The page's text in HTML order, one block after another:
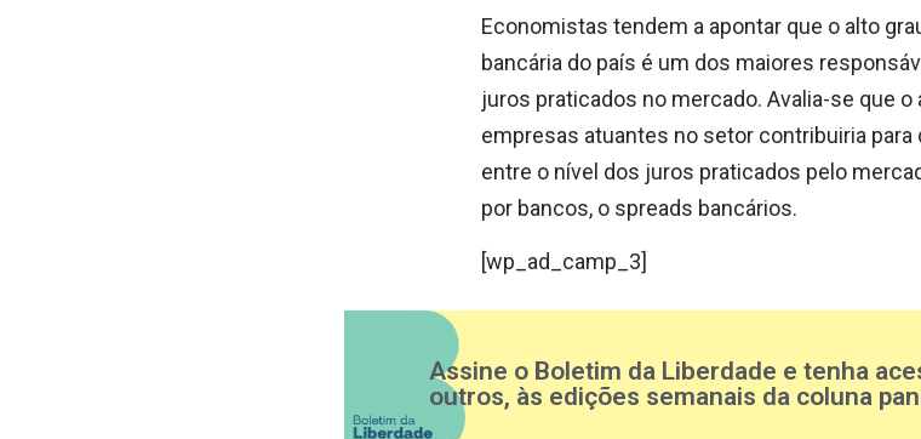
Economistas tendem a apontar que o alto
bancária do país é um dos maiores
juros praticados no mercado. Avalia-se que
empresas atuantes no setor contribuiria para
entre o nível dos juros praticados pelo
por bancos, o spreads bancários.
[wp_ad_camp_3]
Assine o Boletim da Liberdade e tenha
outros, às edições semanais da coluna